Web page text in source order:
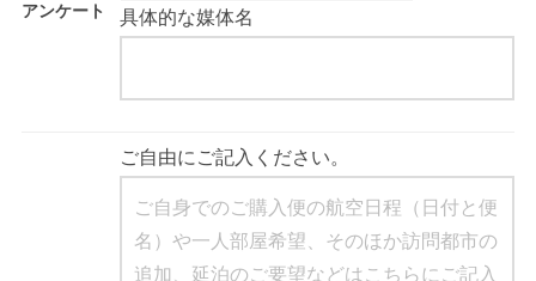
アンケート 具体的な媒体名
ご自由にご記入ください。